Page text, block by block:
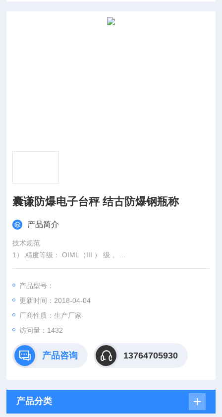
囊谦防爆电子台秤 结古防爆钢瓶称
产品简介
技术规范
1）.精度等级： OIML（III ） 级 。
2）.额定称量： 2t
4）.秤台宽度：? 0.8m
5）.秤台长度：? 1.2m
6）.工作温度范围仪表： -10℃～+40℃；传感器：-40℃～+8
0℃。
8）.安全过载： 130%Max
9）.工作电压： 220V
产品型号：
更新时间：2018-04-04
厂商性质：生产厂家
访问量：1432
产品咨询 13764705930
产品分类